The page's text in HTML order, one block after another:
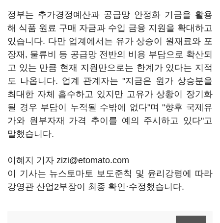
정부는 추가경정예산과 공급망 안정화 기금을 활용
해 식품 원료 구매 자금과 수입 금융 지원을 확대하고
있습니다. 다만 업계에서는 유가 상승이 원재료와 포
장재, 물류비 등 공급망 전반의 비용 부담으로 확산되
고 있는 만큼 현재 지원만으로는 한계가 있다는 지적
도 나옵니다. 업계 관계자는 "지금은 원가 상승분을
최대한 자체 흡수하고 있지만 고유가 상황이 장기화
될 경우 부담이 누적될 수밖에 없다"며 "향후 국제유
가와 원부자재 가격 추이를 예의 주시하고 있다"고
말했습니다.
이혜지 기자 zizi@etomato.com
이 기사는 뉴스토마토 보도준칙 및 윤리강령에 따라
강영관 산업2부장이 최종 확인·수정했습니다.